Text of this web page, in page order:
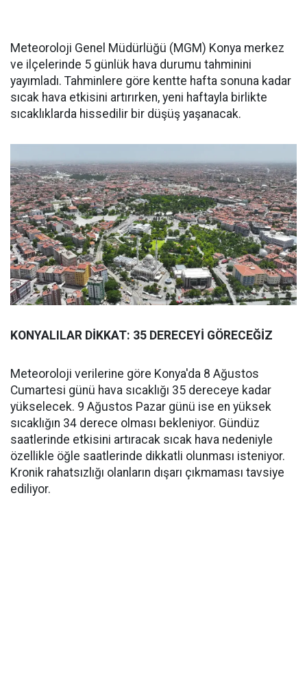
Meteoroloji Genel Müdürlüğü (MGM) Konya merkez
ve ilçelerinde 5 günlük hava durumu tahminini
yayımladı. Tahminlere göre kentte hafta sonuna kadar
sıcak hava etkisini artırırken, yeni haftayla birlikte
sıcaklıklarda hissedilir bir düşüş yaşanacak.
KONYALILAR DİKKAT: 35 DERECEYİ GÖRECEĞİZ
Meteoroloji verilerine göre Konya'da 8 Ağustos
Cumartesi günü hava sıcaklığı 35 dereceye kadar
yükselecek. 9 Ağustos Pazar günü ise en yüksek
sıcaklığın 34 derece olması bekleniyor. Gündüz
saatlerinde etkisini artıracak sıcak hava nedeniyle
özellikle öğle saatlerinde dikkatli olunması isteniyor.
Kronik rahatsızlığı olanların dışarı çıkmaması tavsiye
ediliyor.